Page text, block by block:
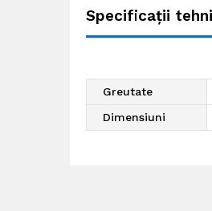
Specificații
Greutate
Dimensiuni